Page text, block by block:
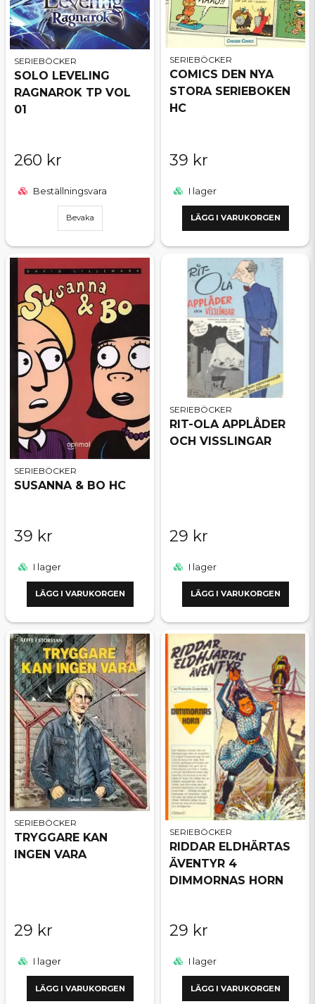
SERIEBÖCKER
SOLO LEVELING
RAGNAROK TP VOL
01
260 kr
Beställningsvara
Bevaka
SERIEBÖCKER
COMICS DEN NYA
STORA SERIEBOKEN
HC
39 kr
I lager
LÄGG I VARUKORGEN
SERIEBÖCKER
SUSANNA & BO HC
39 kr
I lager
LÄGG I VARUKORGEN
SERIEBÖCKER
RIT-OLA APPLÅDER
OCH VISSLINGAR
29 kr
I lager
LÄGG I VARUKORGEN
SERIEBÖCKER
TRYGGARE KAN
INGEN VARA
29 kr
I lager
LÄGG I VARUKORGEN
SERIEBÖCKER
RIDDAR ELDHÄRTAS
ÄVENTYR 4
DIMMORNAS HORN
29 kr
I lager
LÄGG I VARUKORGEN